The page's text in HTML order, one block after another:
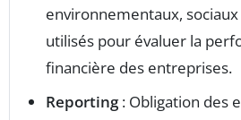
environnementaux,
utilisés pour évaluer la
financière des entreprises.
Reporting: Obligation des